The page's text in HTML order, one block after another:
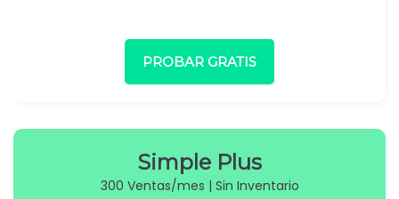
PROBAR GRATIS
Simple Plus
300 Ventas/mes | Sin Inventario